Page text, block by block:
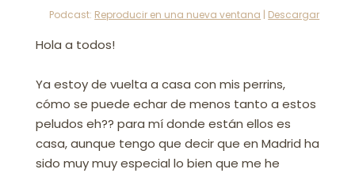
audio
Podcast: Reproducir en una nueva ventana | Descargar
Hola a todos!
Ya estoy de vuelta a casa con mis perrins,
cómo se puede echar de menos tanto a estos
peludos eh?? para mí donde están ellos es
casa, aunque tengo que decir que en Madrid ha
sido muy muy especial lo bien que me he